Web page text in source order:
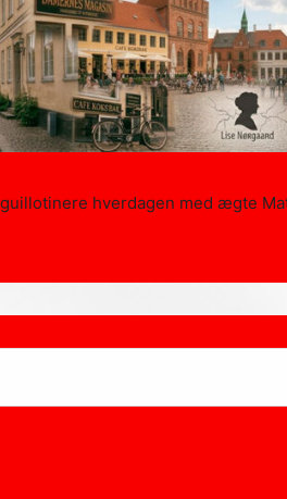
hverdagen med ægte